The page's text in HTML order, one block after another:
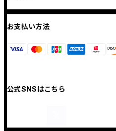
お支払い方法
公式SNSはこちら